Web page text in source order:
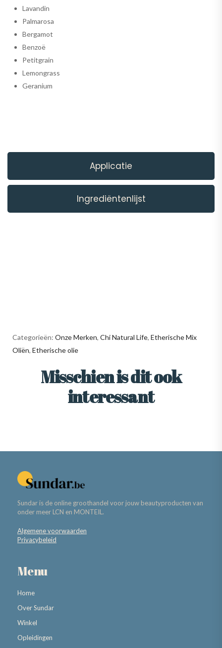
Lavandin
Palmarosa
Bergamot
Benzoë
Petitgrain
Lemongrass
Geranium
Applicatie
Ingrediëntenlijst
Categorieën: Onze Merken, Chi Natural Life, Etherische Mix
Oliën, Etherische olie
Misschien is dit ook
interessant
Sundar is de online groothandel voor jouw beautyproducten van
onder meer LCN en MONTEIL.
Algemene voorwaarden
Privacybeleid
Menu
Home
Over Sundar
Winkel
Opleidingen